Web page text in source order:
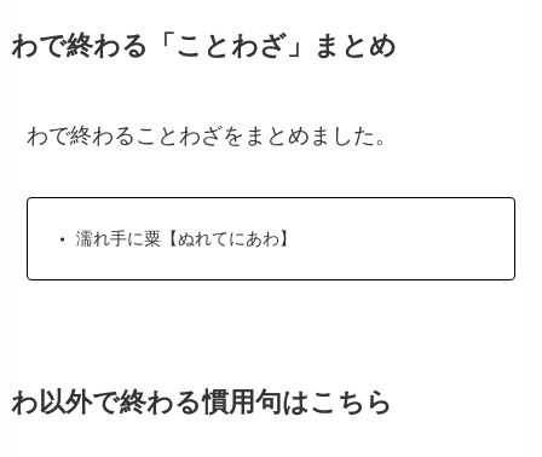
わで終わる「ことわざ」まとめ
わで終わることわざをまとめました。
濡れ手に粟【ぬれてにあわ】
わ以外で終わる慣用句はこちら